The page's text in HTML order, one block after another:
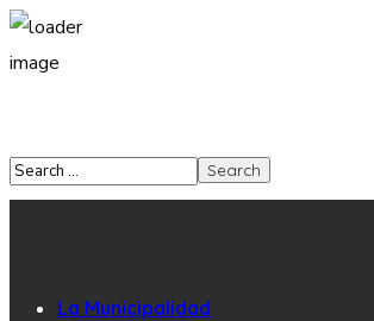
La Municipalidad